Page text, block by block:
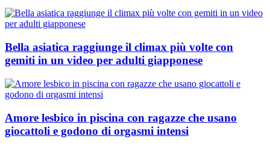
Bella asiatica raggiunge il climax più volte con
gemiti in un video per adulti giapponese
Amore lesbico in piscina con ragazze che usano
giocattoli e godono di orgasmi intensi